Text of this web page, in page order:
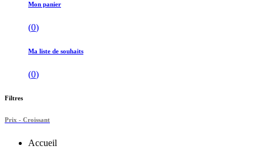
Mon panier
(0)
Ma liste de souhaits
(0)
Filtres
Prix - Croissant
Accueil